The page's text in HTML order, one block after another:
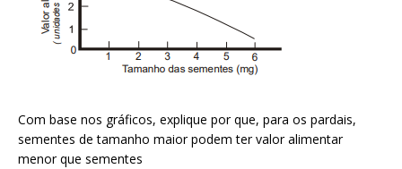
Com base nos gráficos, explique por que, para os pardais,
sementes de tamanho maior podem ter valor alimentar
menor que sementes